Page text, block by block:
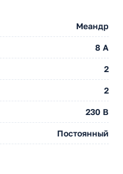
Меандр
8 А
2
2
230 В
Постоянный